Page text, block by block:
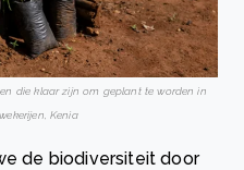
die klaar zijn om geplant te worden in
Kenia
de biodiversiteit door